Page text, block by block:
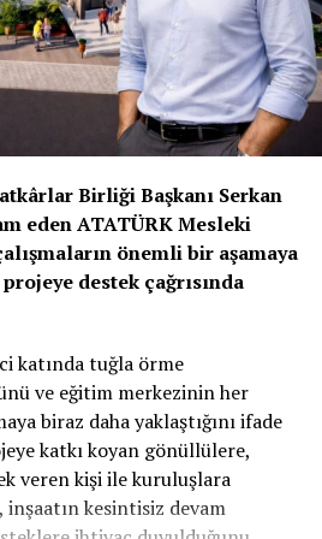
fakülte olarak daha fazla
da kaydetti.
konuştu:“Türkiye Cumhuriyeti ve
bir parçadır”
arasında işbirliği
Birliği Başkanı Serkan
eden ATATÜRK Mesleki
önemli bir aşamaya
destek çağrısında
katında tuğla örme
ve eğitim merkezinin her
biraz daha yaklaştığını ifade
katkı koyan gönüllülere,
veren kişi ile kuruluşlara
inşaatın kesintisiz devam